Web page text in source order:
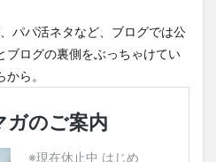
パパ活ネタなど、ブログでは公
ブログの裏側をぶっちゃけてい
ら。